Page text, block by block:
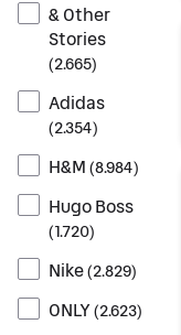
& Other
Stories
(2.665)
Adidas
(2.354)
H&M (8.984)
Hugo Boss
(1.720)
Nike(2.829)
ONLY(2.623)